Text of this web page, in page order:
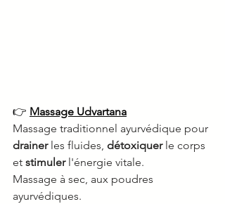
👉 Massage Udvartana
Massage traditionnel ayurvédique pour
drainer les fluides, détoxiquer le corps
et stimuler l'énergie vitale.
Massage à sec, aux poudres
ayurvédiques.